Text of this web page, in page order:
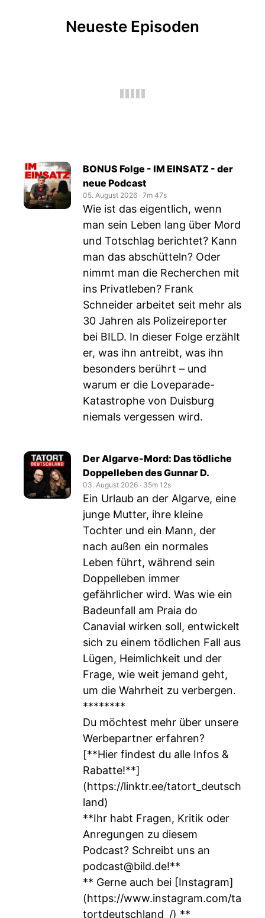
Neueste Episoden
BONUS Folge - IM EINSATZ - der
neue Podcast
05. August 2026 ‧ 7m 47s
Wie ist das eigentlich, wenn
man sein Leben lang über Mord
und Totschlag berichtet? Kann
man das abschütteln? Oder
nimmt man die Recherchen mit
ins Privatleben? Frank
Schneider arbeitet seit mehr als
30 Jahren als Polizeireporter
bei BILD. In dieser Folge erzählt
er, was ihn antreibt, was ihn
besonders berührt – und
warum er die Loveparade-
Katastrophe von Duisburg
niemals vergessen wird.
Der Algarve-Mord: Das tödliche
Doppelleben des Gunnar D.
03. August 2026 ‧ 35m 12s
Ein Urlaub an der Algarve, eine
junge Mutter, ihre kleine
Tochter und ein Mann, der
nach außen ein normales
Leben führt, während sein
Doppelleben immer
gefährlicher wird. Was wie ein
Badeunfall am Praia do
Canavial wirken soll, entwickelt
sich zu einem tödlichen Fall aus
Lügen, Heimlichkeit und der
Frage, wie weit jemand geht,
um die Wahrheit zu verbergen.
********
Du möchtest mehr über unsere
Werbepartner erfahren?
[**Hier findest du alle Infos &
Rabatte!**]
(https://linktr.ee/tatort_deutsch
land)
**Ihr habt Fragen, Kritik oder
Anregungen zu diesem
Podcast? Schreibt uns an
podcast@bild.de!**
** Gerne auch bei [Instagram]
(https://www.instagram.com/ta
tortdeutschland_/) **